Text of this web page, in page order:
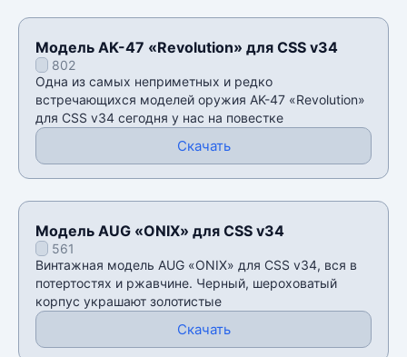
Модель AK-47 «Revolution» для CSS v34
802
Одна из самых неприметных и редко
встречающихся моделей оружия AK-47 «Revolution»
для CSS v34 сегодня у нас на повестке
Скачать
Модель AUG «ONIX» для CSS v34
561
Винтажная модель AUG «ONIX» для CSS v34, вся в
потертостях и ржавчине. Черный, шероховатый
корпус украшают золотистые
Скачать